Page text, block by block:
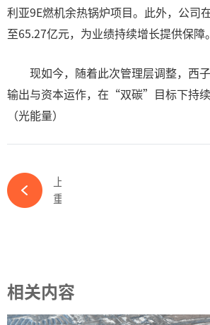
利亚9E燃机余热锅炉项目。此外，公司
至65.27亿元，为业绩持续增长提供保障。
现如今，随着此次管理层调整，西
输出与资本运作，在“双碳”目标下持续
（光能量）
相关内容